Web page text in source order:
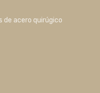
de acero quirúgico